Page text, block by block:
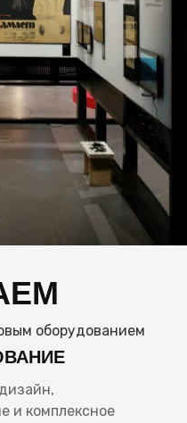
оборудованием
и комплексное